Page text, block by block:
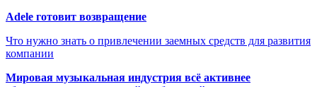
Adele готовит возвращение
Что нужно знать о привлечении заемных средств для развития
компании
Мировая музыкальная индустрия всё активнее